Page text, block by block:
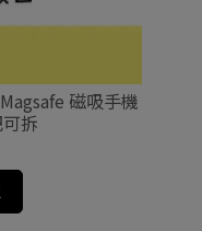
磁吸手機
拆